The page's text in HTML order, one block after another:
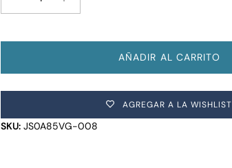
AÑADIR AL CARRITO
AGREGAR A LA WISHLIST
SKU: JS0A85VG-008